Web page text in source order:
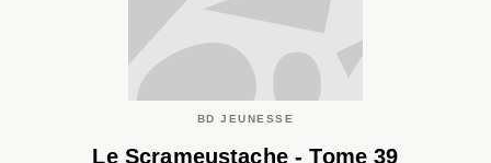
BD JEUNESSE
Le Scrameustache - Tome 39